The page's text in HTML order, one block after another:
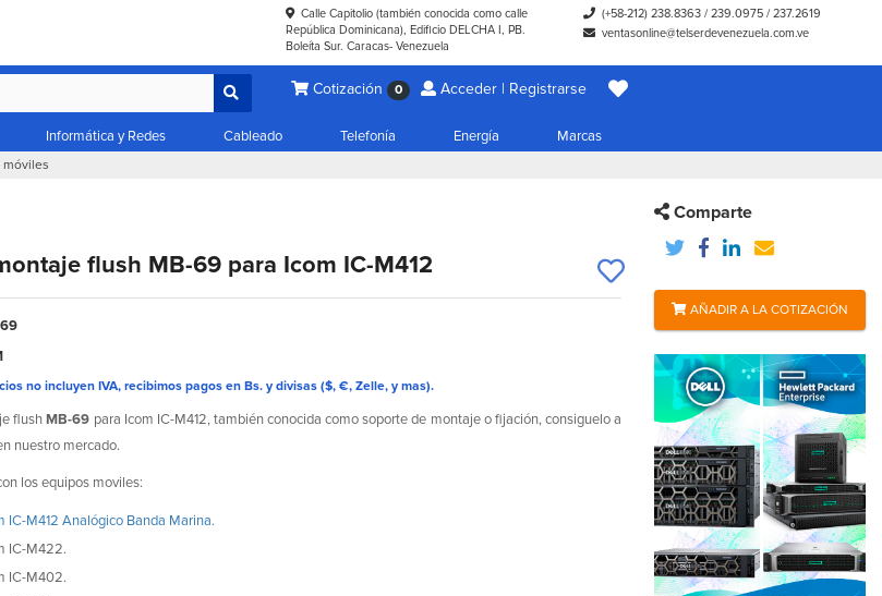
Calle Capitolio (también conocida como calle
República Dominicana), Edificio DELCHA I, PB.
Boleíta Sur. Caracas- Venezuela
(+58-212) 238.8363 /239.0975 /237.2619
ventasonline@telserdevenezuela.com.ve
Cotización 0 Acceder | Registrarse
Informática y Redes Cableado Telefonía Energía Marcas
móviles
flush MB-69 para Icom IC-M412
no incluyen IVA, recibimos pagos en Bs. y divisas ($, €, Zelle, y mas).
flushMB-69 para Icom IC-M412, también conocida como soporte de montaje o fijación, consiguelo a
nuestro mercado.
los equipos moviles:
IC-M412 Analógico Banda Marina.
IC-M422.
IC-M402.
Comparte
AÑADIR A LA COTIZACIÓN